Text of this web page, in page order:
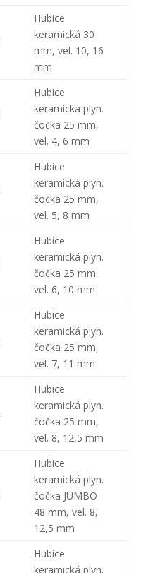
Hubice
keramická 30
mm, vel. 10, 16
mm
Hubice
keramická plyn.
čočka 25 mm,
vel. 4, 6 mm
Hubice
keramická plyn.
čočka 25 mm,
vel. 5, 8 mm
Hubice
keramická plyn.
čočka 25 mm,
vel. 6, 10 mm
Hubice
keramická plyn.
čočka 25 mm,
vel. 7, 11 mm
Hubice
keramická plyn.
čočka 25 mm,
vel. 8, 12,5 mm
Hubice
keramická plyn.
čočka JUMBO
48 mm, vel. 8,
12,5 mm
Hubice
keramická plyn.